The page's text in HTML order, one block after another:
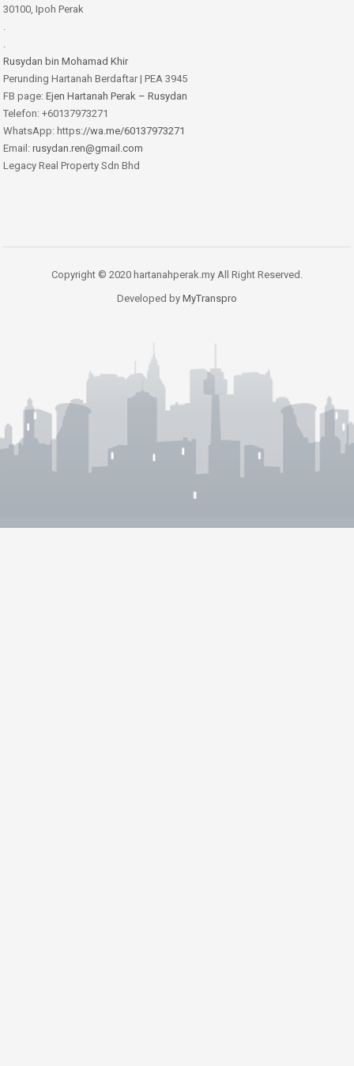
30100, Ipoh Perak
Rusydan bin Mohamad Khir
Perunding Hartanah Berdaftar | PEA 3945
FB page: Ejen Hartanah Perak – Rusydan
Telefon: +60137973271
WhatsApp: https://wa.me/60137973271
Email: rusydan.ren@gmail.com
Legacy Real Property Sdn Bhd
Copyright © 2020 hartanahperak.my All Right Reserved.
Developed by MyTranspro